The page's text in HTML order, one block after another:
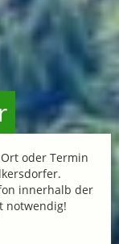
oder Termin
innerhalb der
notwendig!